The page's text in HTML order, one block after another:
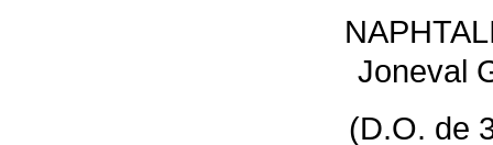
Joneval
(D.O. de